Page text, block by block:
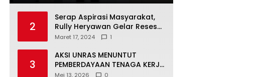
2
Serap Aspirasi Masyarakat,
Rully Heryawan Gelar Reses
Perseorangan
Maret 17, 2024 1
3
AKSI UNRAS MENUNTUT
PEMBERDAYAAN TENAGA KERJA
LOKAL TERHADAP PT. CERIA
Mei 13, 2026 0